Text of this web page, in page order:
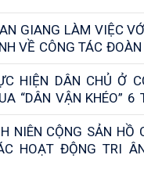
GIANG LÀM VIỆC
VỀ CÔNG TÁC ĐOÀN
NHI 6 THÁNG ĐẦU
HIỆN DÂN CHỦ Ở
“DÂN VẬN KHÉO” 6
NIÊN CỘNG SẢN HỒ
HOẠT ĐỘNG TRI